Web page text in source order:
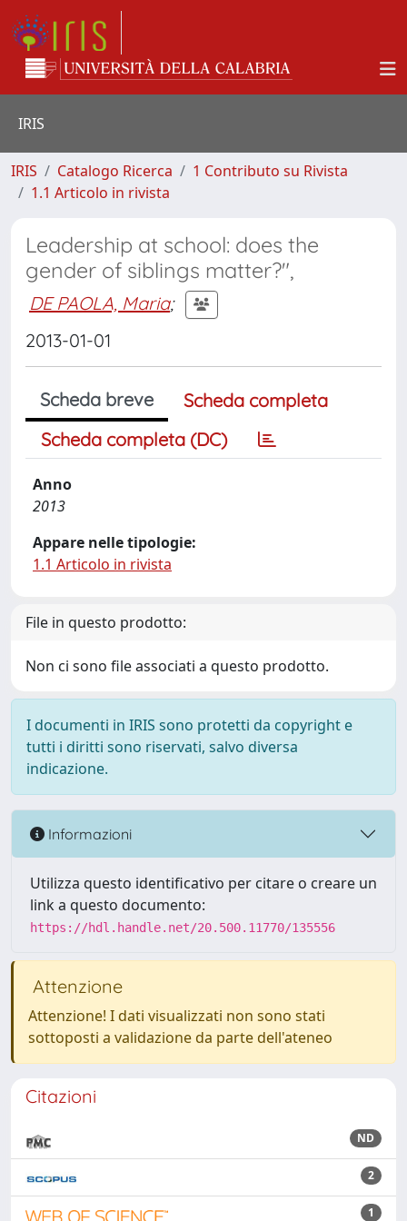
IRIS
IRIS Catalogo Ricerca
1 Contributo su Rivista
1.1 Articolo in rivista
Leadership at school: does the
gender of siblings matter?",
DE PAOLA, Maria;
2013-01-01
Scheda breve
Scheda completa
Scheda completa (DC)
Anno
2013
Appare nelle tipologie:
1.1 Articolo in rivista
File in questo prodotto:
Non ci sono file associati a questo prodotto.
I documenti in IRIS sono protetti da copyright e
tutti i diritti sono riservati, salvo diversa
indicazione.
Informazioni
Utilizza questo identificativo per citare o creare un
link a questo documento:
https://hdl.handle.net/20.500.11770/135556
Attenzione
Attenzione! I dati visualizzati non sono stati
sottoposti a validazione da parte dell'ateneo
Citazioni
ND
2
1